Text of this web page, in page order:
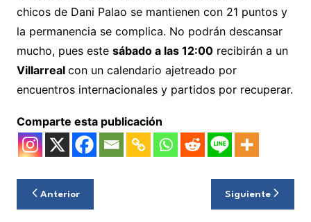
chicos de Dani Palao se mantienen con 21 puntos y
la permanencia se complica. No podrán descansar
mucho, pues este sábado a las 12:00recibirán a un
Villarreal con un calendario ajetreado por
encuentros internacionales y partidos por recuperar.
Comparte esta publicación
Navegación
de
Anterior Siguiente